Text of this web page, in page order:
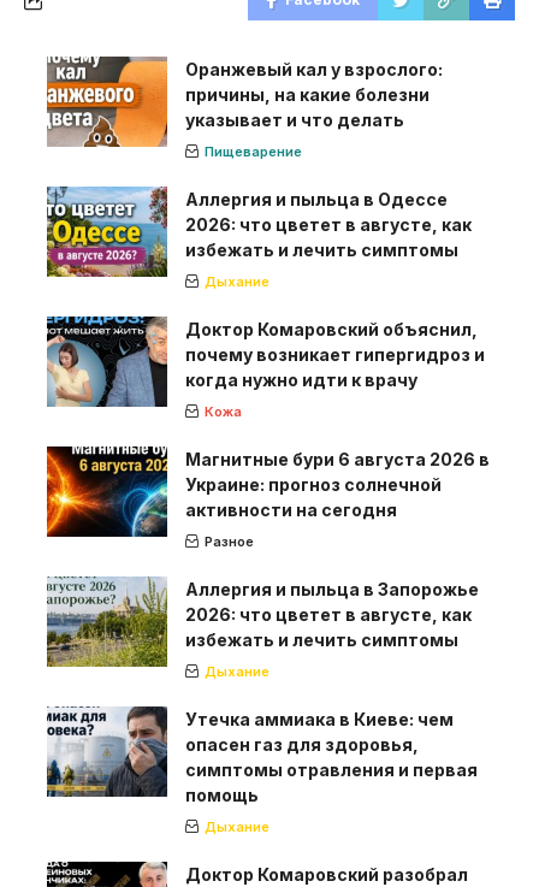
Оранжевый кал у взрослого:
причины, на какие болезни
указывает и что делать
Пищеварение
Аллергия и пыльца в Одессе
2026: что цветет в августе, как
избежать и лечить симптомы
Дыхание
Доктор Комаровский объяснил,
почему возникает гипергидроз и
когда нужно идти к врачу
Кожа
Магнитные бури 6 августа 2026 в
Украине: прогноз солнечной
активности на сегодня
Разное
Аллергия и пыльца в Запорожье
2026: что цветет в августе, как
избежать и лечить симптомы
Дыхание
Утечка аммиака в Киеве: чем
опасен газ для здоровья,
симптомы отравления и первая
помощь
Дыхание
Доктор Комаровский разобрал